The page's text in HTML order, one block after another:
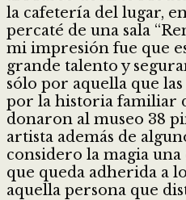
la cafetería del lugar,
percaté de una sala
mi impresión fue que
grande talento y
sólo por aquella que
por la historia familiar
donaron al museo 38
artista además de
considero la magia una
que queda adherida a
aquella persona que